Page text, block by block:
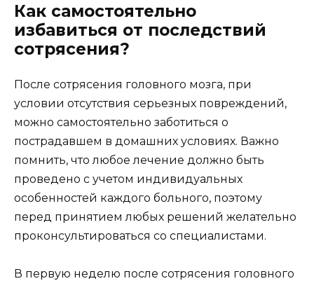
Как самостоятельно
избавиться от последствий
сотрясения?
После сотрясения головного мозга, при
условии отсутствия серьезных повреждений,
можно самостоятельно заботиться о
пострадавшем в домашних условиях. Важно
помнить, что любое лечение должно быть
проведено с учетом индивидуальных
особенностей каждого больного, поэтому
перед принятием любых решений желательно
проконсультироваться со специалистами.
В первую неделю после сотрясения головного